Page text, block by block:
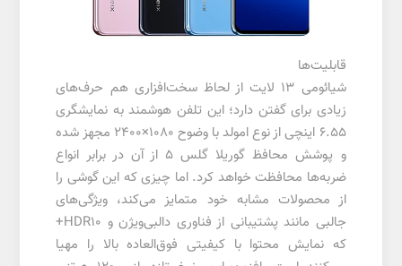
قابلیت‌ها
شیائومی 13 لایت از لحاظ سخت‌افزاری هم حرف‌های
زیادی برای گفتن دارد؛ این تلفن هوشمند به نمایشگری
6.55 اینچی از نوع امولد با وضوح 1080×2400 مجهز شده
و پوشش محافظ گوریلا گلس 5 از آن در برابر انواع
ضربه‌ها محافظت خواهد کرد. اما چیزی که این گوشی را
از محصولات مشابه خود متمایز می‌کند، ویژگی‌های
جالبی مانند پشتیبانی از فناوری دالبی‌ویژن و HDR10+
که نمایش محتوا با کیفیتی فوق‌العاده بالا را مهیا